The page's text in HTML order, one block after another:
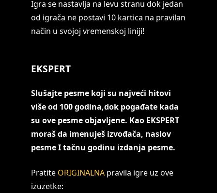
Igra se nastavlja na levu stranu dok jedan
od igrača ne postavi 10 kartica na pravilan
način u svojoj vremenskoj liniji!
EKSPERT
Slušajte pesme koji su najveći hitovi
više od 100 godina,dok pogađate kada
su ove pesme objavljene. Kao EKSPERT
moraš da imenuješ izvođača, naslov
pesme I tačnu godinu izdanja pesme.
Pratite ORIGINALNA pravila igre uz ove
izuzetke: